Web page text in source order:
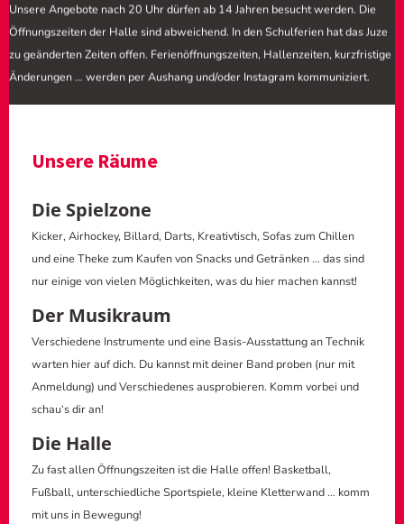
Unsere Angebote nach 20 Uhr dürfen ab 14 Jahren besucht werden. Die
Öffnungszeiten der Halle sind abweichend. In den Schulferien hat das Juze
zu geänderten Zeiten offen. Ferienöffnungszeiten, Hallenzeiten, kurzfristige
Änderungen … werden per Aushang und/oder Instagram kommuniziert.
Unsere Räume
Die Spielzone
Kicker, Airhockey, Billard, Darts, Kreativtisch, Sofas zum Chillen
und eine Theke zum Kaufen von Snacks und Getränken … das sind
nur einige von vielen Möglichkeiten, was du hier machen kannst!
Der Musikraum
Verschiedene Instrumente und eine Basis-Ausstattung an Technik
warten hier auf dich. Du kannst mit deiner Band proben (nur mit
Anmeldung) und Verschiedenes ausprobieren. Komm vorbei und
schau‘s dir an!
Die Halle
Zu fast allen Öffnungszeiten ist die Halle offen! Basketball,
Fußball, unterschiedliche Sportspiele, kleine Kletterwand … komm
mit uns in Bewegung!